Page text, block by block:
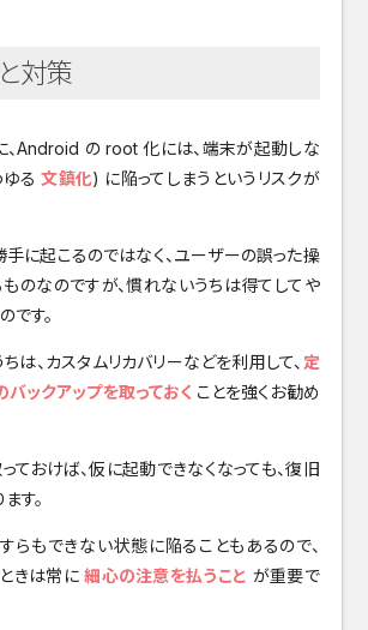
対策
、Android の root 化には、端末が起動しな
ゆる文鎮化) に陥ってしまうというリスクが
に起こるのではなく、ユーザーの誤った操
のなのですが、慣れないうちは得てしてや
です。
は、カスタムリカバリーなどを利用して、 定
ックアップを取っておく ことを強くお勧め
ておけば、仮に起動できなくなっても、復旧
す。
らもできない状態に陥ることもあるので、
きは常に細心の注意を払うこと が重要で